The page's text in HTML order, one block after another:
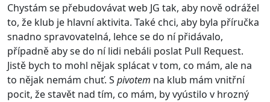
Chystám se přebudovávat web JG tak, aby nově odrážel
to, že klub je hlavní aktivita. Také chci, aby byla příručka
snadno spravovatelná, lehce se do ní přidávalo,
případně aby se do ní lidi nebáli poslat Pull Request.
Jistě bych to mohl nějak splácat v tom, co mám, ale na
to nějak nemám chuť. S pivotem na klub mám vnitřní
pocit, že stavět nad tím, co mám, by vyústilo v hrozný